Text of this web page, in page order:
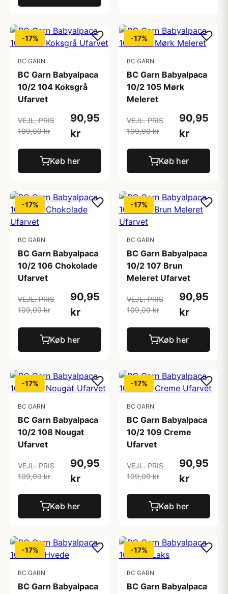
-17%
BC GARN
BC Garn Babyalpaca
10/2 104 Koksgrå
Ufarvet
VEJL. PRIS
109,00 kr
90,95
kr
Køb her
-17%
BC GARN
BC Garn Babyalpaca
10/2 105 Mørk
Meleret
VEJL. PRIS
109,00 kr
90,95
kr
Køb her
-17%
BC GARN
BC Garn Babyalpaca
10/2 106 Chokolade
Ufarvet
VEJL. PRIS
109,00 kr
90,95
kr
Køb her
-17%
BC GARN
BC Garn Babyalpaca
10/2 107 Brun
Meleret Ufarvet
VEJL. PRIS
109,00 kr
90,95
kr
Køb her
-17%
BC GARN
BC Garn Babyalpaca
10/2 108 Nougat
Ufarvet
VEJL. PRIS
109,00 kr
90,95
kr
Køb her
-17%
BC GARN
BC Garn Babyalpaca
10/2 109 Creme
Ufarvet
VEJL. PRIS
109,00 kr
90,95
kr
Køb her
-17%
BC GARN
BC Garn Babyalpaca
-17%
BC GARN
BC Garn Babyalpaca